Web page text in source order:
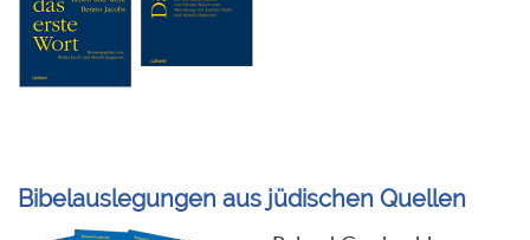
Bibelauslegungen aus jüdischen Quellen